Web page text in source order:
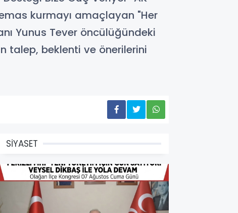
kurmayı amaçlayan "Her
Yunus Tever öncülüğündeki
talep, beklenti ve önerilerini
SİYASET